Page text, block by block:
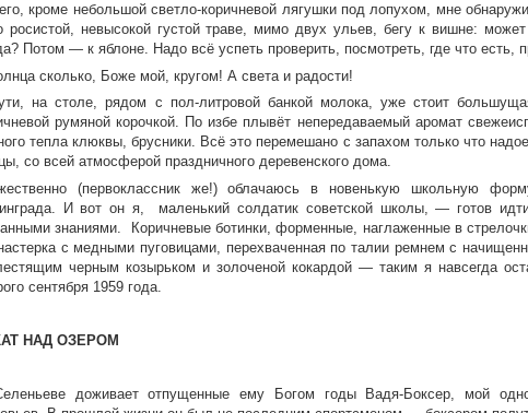
кроме небольшой светло-коричневой лягушки под лопухом, мне
росистой, невысокой густой траве, мимо двух ульев, бегу к вишне:
Потом — к яблоне. Надо всё успеть проверить, посмотреть, где что есть,
сколько, Боже мой, кругом! А света и радости!
на столе, рядом с пол-литровой банкой молока, уже стоит
румяной корочкой. По избе плывёт непередаваемый аромат
тепла клюквы, брусники. Всё это перемешано с запахом только что
со всей атмосферой праздничного деревенского дома.
(первоклассник же!) облачаюсь в новенькую школьную
И вот он я, маленький солдатик советской школы, — готов
знаниями. Коричневые ботинки, форменные, наглаженные в
с медными пуговицами, перехваченная по талии ремнем с
черным козырьком и золоченой кокардой — таким я навсегда
сентября 1959 года.
НАД ОЗЕРОМ
доживает отпущенные ему Богом годы Вадя-Боксер, мой